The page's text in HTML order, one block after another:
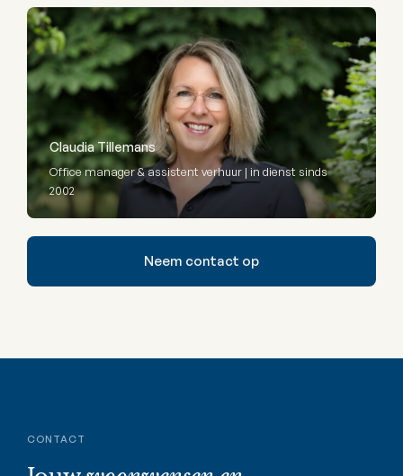
Claudia Tillemans
Office manager & assistent verhuur | in dienst sinds
2002
Neem contact op
CONTACT